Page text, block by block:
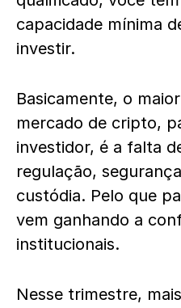
capacidade mínima
investir.
Basicamente, o
mercado de cripto,
investidor, é a falta
regulação,
custódia. Pelo que
vem ganhando a
institucionais.
Nesse trimestre,